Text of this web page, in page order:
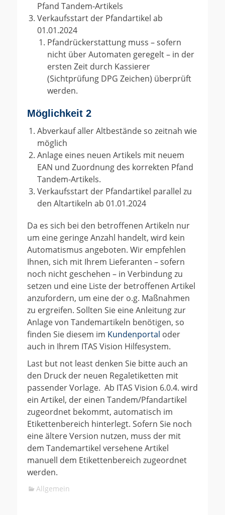
Pfand Tandem-Artikels
Verkaufsstart der Pfandartikel ab
01.01.2024
Pfandrückerstattung muss – sofern
nicht über Automaten geregelt – in der
ersten Zeit durch Kassierer
(Sichtprüfung DPG Zeichen) überprüft
werden.
Möglichkeit 2
Abverkauf aller Altbestände so zeitnah wie
möglich
Anlage eines neuen Artikels mit neuem
EAN und Zuordnung des korrekten Pfand
Tandem-Artikels.
Verkaufsstart der Pfandartikel parallel zu
den Altartikeln ab 01.01.2024
Da es sich bei den betroffenen Artikeln nur
um eine geringe Anzahl handelt, wird kein
Automatismus angeboten. Wir empfehlen
Ihnen, sich mit Ihrem Lieferanten – sofern
noch nicht geschehen – in Verbindung zu
setzen und eine Liste der betroffenen Artikel
anzufordern, um eine der o.g. Maßnahmen
zu ergreifen. Sollten Sie eine Anleitung zur
Anlage von Tandemartikeln benötigen, so
finden Sie diesem im Kundenportal oder
auch in Ihrem ITAS Vision Hilfesystem.
Last but not least denken Sie bitte auch an
den Druck der neuen Regaletiketten mit
passender Vorlage. Ab ITAS Vision 6.0.4. wird
ein Artikel, der einen Tandem/Pfandartikel
zugeordnet bekommt, automatisch im
Etikettenbereich hinterlegt. Sofern Sie noch
eine ältere Version nutzen, muss der mit
dem Tandemartikel versehene Artikel
manuell dem Etikettenbereich zugeordnet
werden.
Kategorien
Allgemein